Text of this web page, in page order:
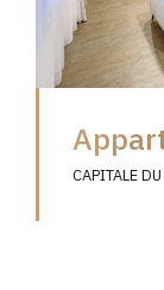
CAPITALE